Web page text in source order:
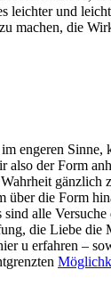
leichter und
machen, die
engeren Sinne,
also der Form
gänzlich
über die Form
sind alle Versuche
die Liebe die
u erfahren –